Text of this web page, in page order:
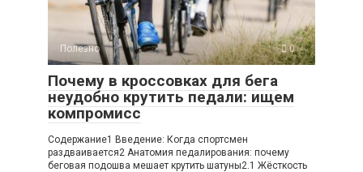
Полезно 0
Почему в кроссовках для бега
неудобно крутить педали: ищем
компромисс
Содержание1 Введение: Когда спортсмен
раздваивается2 Анатомия педалирования: почему
беговая подошва мешает крутить шатуны2.1 Жёсткость